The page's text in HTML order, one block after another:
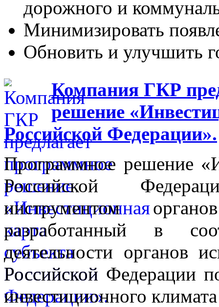
дорожного и
Минимизировать
Обновить и улучшить
Компания ГКР
решение
Российской Федерации».
Программное решение
Российской
инструментом
разработанный в
деятельности органов
Российской Федерации
инвестиционного